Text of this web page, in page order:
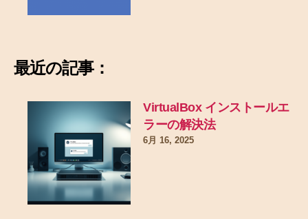
最近の記事：
VirtualBox インストールエ
ラーの解決法
6月 16, 2025